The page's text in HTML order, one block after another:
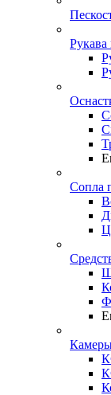
Рукава
Сопла